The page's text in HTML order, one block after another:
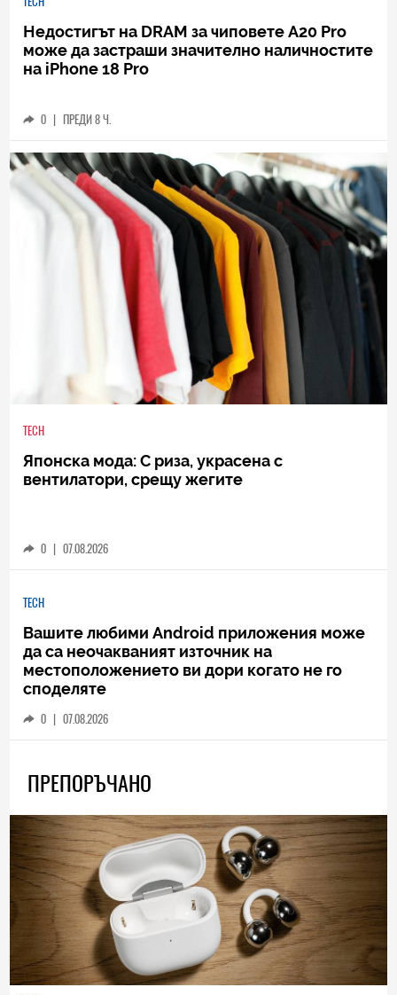
Недостигът на DRAM за чиповете A20 Pro
може да застраши значително наличностите
на iPhone 18 Pro
0 | ПРЕДИ 8 Ч.
TECH
Японска мода: С риза, украсена с
вентилатори, срещу жегите
0 | 07.08.2026
TECH
Вашите любими Android приложения може
да са неочакваният източник на
местоположението ви дори когато не го
споделяте
0 | 07.08.2026
ПРЕПОРЪЧАНО